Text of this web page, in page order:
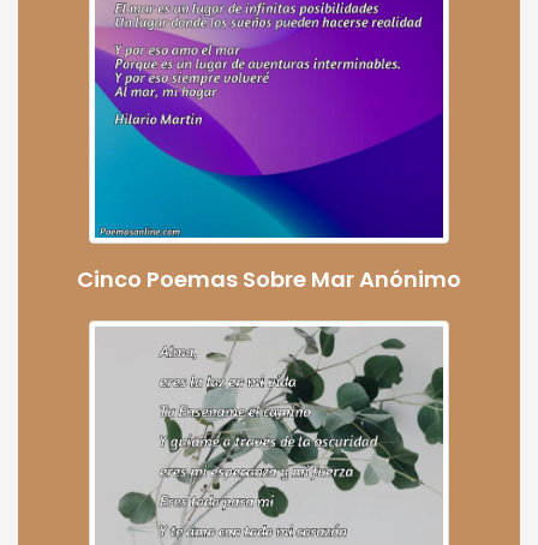
Cinco Poemas Sobre Mar Anónimo